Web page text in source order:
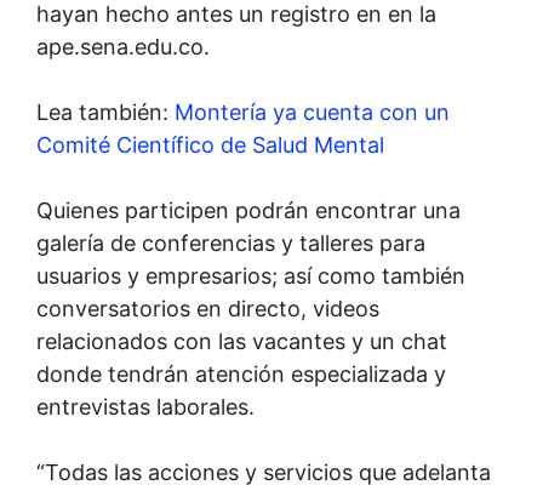
hayan hecho antes un registro en en la
ape.sena.edu.co.
Lea también: Montería ya cuenta con un
Comité Científico de Salud Mental
Quienes participen podrán encontrar una
galería de conferencias y talleres para
usuarios y empresarios; así como también
conversatorios en directo, videos
relacionados con las vacantes y un chat
donde tendrán atención especializada y
entrevistas laborales.
“Todas las acciones y servicios que adelanta